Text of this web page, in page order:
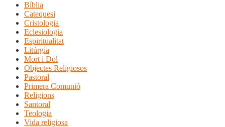
Bíblia
Catequesi
Cristologia
Eclesiologia
Espiritualitat
Litúrgia
Mort i Dol
Objectes Religiosos
Pastoral
Primera Comunió
Religions
Santoral
Teologia
Vida religiosa